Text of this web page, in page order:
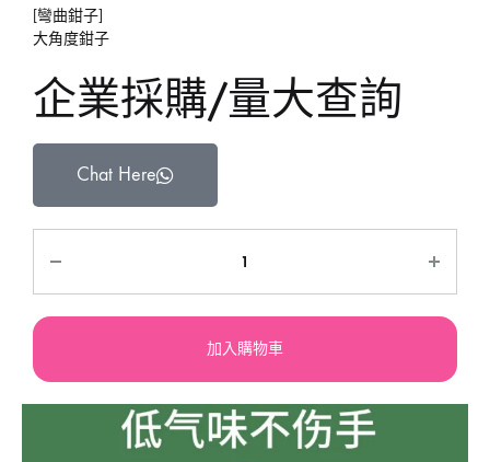
[彎曲鉗子]
大角度鉗子
企業採購/量大查詢
Chat Here
加入購物車